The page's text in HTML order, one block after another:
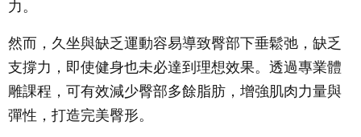
力。
然而，久坐與缺乏運動容易導致臀部下垂鬆弛，缺乏
支撐力，即使健身也未必達到理想效果。透過專業體
雕課程，可有效減少臀部多餘脂肪，增強肌肉力量與
彈性，打造完美臀形。